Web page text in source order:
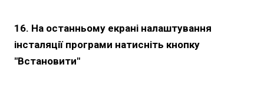
16. На останньому екрані налаштування
інсталяції програми натисніть кнопку
"Встановити"